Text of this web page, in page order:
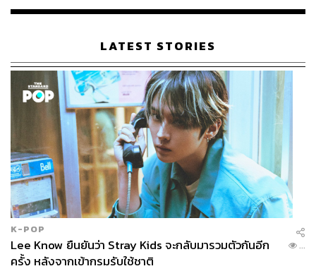
เรือนไทยที่ถูกซุกไว้
LATEST STORIES
K-POP
Lee Know ยืนยันว่า Stray Kids จะกลับมารวมตัวกันอีก
ครั้ง หลังจากเข้ากรมรับใช้ชาติ
...